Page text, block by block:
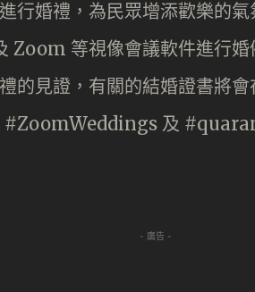
行婚禮，為民眾增添歡樂的
等視像會議軟件進行婚
的見證，有關的結婚證書將
及
- 廣告 -